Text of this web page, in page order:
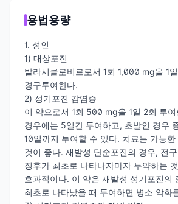
용법용량
1. 성인
1) 대상포진
발라시클로비르로서 1회 1,000 mg을 1
경구투여한다.
2) 성기포진 감염증
이 약으로서 1회 500 mg을 1일 2회 투여
경우에는 5일간 투여하고, 초발인 경우
10일까지 투여할 수 있다. 치료는 가능
것이 좋다. 재발성 단순포진의 경우, 전
징후가 최초로 나타나자마자 투약하는
효과적이다. 이 약은 재발성 성기포진의
최초로 나타났을 때 투여하면 병소 악화